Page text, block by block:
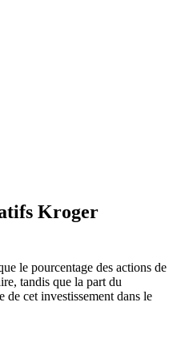
Kroger
le pourcentage des actions de
tandis que la part du
de cet investissement dans le